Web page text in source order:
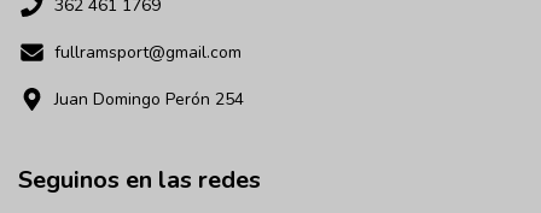
362 461 1769
fullramsport@gmail.com
Juan Domingo Perón 254
Seguinos en las redes